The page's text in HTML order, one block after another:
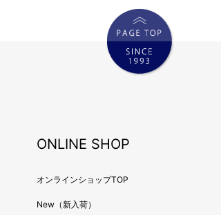
ONLINE SHOP
オンラインショップTOP
New（新入荷）